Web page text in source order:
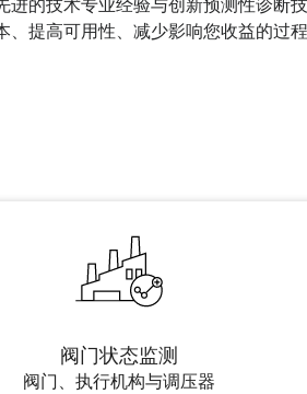
、提高可用性、减少影响您收益的过程
阀门状态监测
阀门、执行机构与调压器